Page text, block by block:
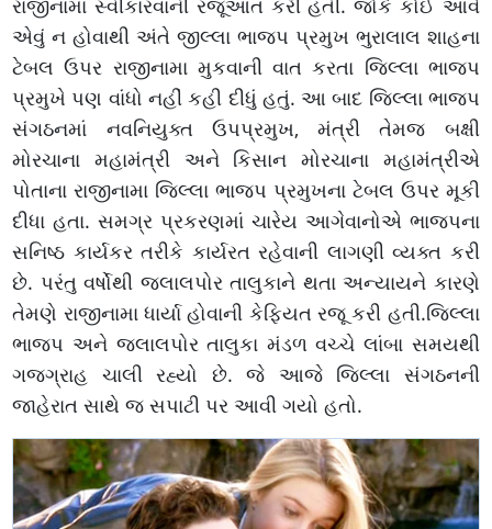
રાજીનામા સ્વીકારવાની રજૂઆત કરી હતી. જોકે કોઈ આવે
એવું ન હોવાથી અંતે જીલ્લા ભાજપ પ્રમુખ ભુરાલાલ શાહના
ટેબલ ઉપર રાજીનામા મુકવાની વાત કરતા જિલ્લા ભાજપ
પ્રમુખે પણ વાંધો નહીં કહી દીધું હતું. આ બાદ જિલ્લા ભાજપ
સંગઠનમાં નવનિયુક્ત ઉપપ્રમુખ, મંત્રી તેમજ બક્ષી
મોરચાના મહામંત્રી અને કિસાન મોરચાના મહામંત્રીએ
પોતાના રાજીનામા જિલ્લા ભાજપ પ્રમુખના ટેબલ ઉપર મૂકી
દીધા હતા. સમગ્ર પ્રકરણમાં ચારેય આગેવાનોએ ભાજપના
સનિષ્ઠ કાર્યકર તરીકે કાર્યરત રહેવાની લાગણી વ્યક્ત કરી
છે. પરંતુ વર્ષોથી જલાલપોર તાલુકાને થતા અન્યાયને કારણે
તેમણે રાજીનામા ધાર્યા હોવાની કેફિયત રજૂ કરી હતી.જિલ્લા
ભાજપ અને જલાલપોર તાલુકા મંડળ વચ્ચે લાંબા સમયથી
ગજગ્રાહ ચાલી રહ્યો છે. જે આજે જિલ્લા સંગઠનની
જાહેરાત સાથે જ સપાટી પર આવી ગયો હતો.